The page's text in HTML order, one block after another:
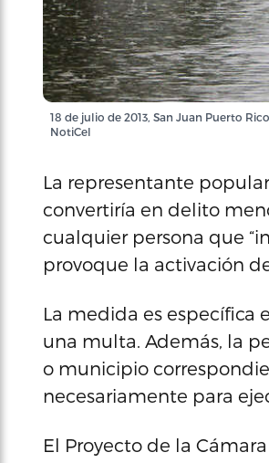
18 de julio de 2013, San Juan Puerto
NotiCel
La representante
convertiría en delito
cualquier persona que
provoque la activación
La medida es específica
una multa. Además, la
o municipio
necesariamente para
El Proyecto de la